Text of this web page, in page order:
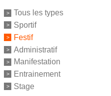
Tous les types
Sportif
Festif
Administratif
Manifestation
Entrainement
Stage